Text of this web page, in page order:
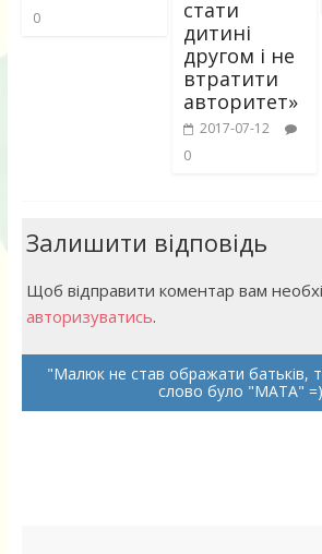
0
стати
дитині
другом і не
втратити
авторитет»
2017-07-12
0
Залишити відповідь
Щоб відправити коментар вам
авторизуватись.
Малюк не став ображати батьків,
слово було "МАТА" =)